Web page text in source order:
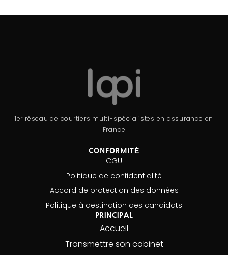
1er réseau de courtiers multi-spécialistes en assurance en
France
CONFORMITÉ
CGU
Politique de confidentialité
Accord de protection des données
Politique à destination des candidats
PRINCIPAL
Accueil
Transmettre son cabinet